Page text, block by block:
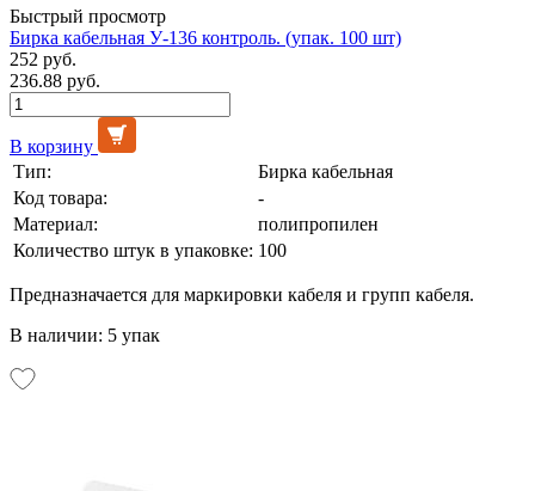
Быстрый просмотр
Бирка кабельная У-136 контроль. (упак. 100 шт)
252 руб.
236.88 руб.
В корзину
Тип:
Бирка кабельная
Код товара:
-
Материал:
полипропилен
Количество штук в упаковке: 100
Предназначается для маркировки кабеля и групп кабеля.
В наличии: 5 упак